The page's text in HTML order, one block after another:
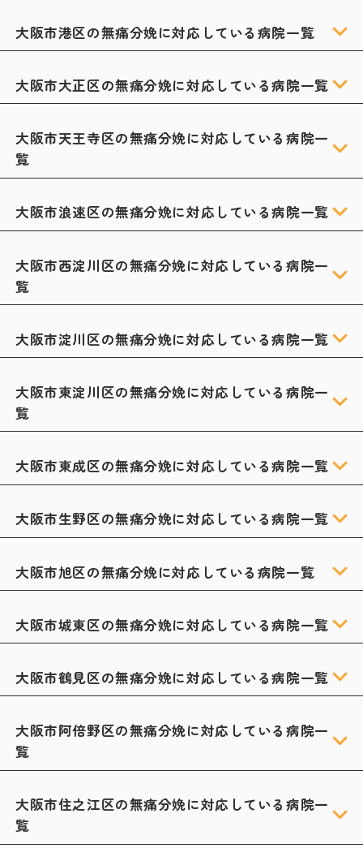
大阪市港区の無痛分娩に対応している病院一覧
大阪市大正区の無痛分娩に対応している病院一覧
大阪市天王寺区の無痛分娩に対応している病院一
覧
大阪市浪速区の無痛分娩に対応している病院一覧
大阪市西淀川区の無痛分娩に対応している病院一
覧
大阪市淀川区の無痛分娩に対応している病院一覧
大阪市東淀川区の無痛分娩に対応している病院一
覧
大阪市東成区の無痛分娩に対応している病院一覧
大阪市生野区の無痛分娩に対応している病院一覧
大阪市旭区の無痛分娩に対応している病院一覧
大阪市城東区の無痛分娩に対応している病院一覧
大阪市鶴見区の無痛分娩に対応している病院一覧
大阪市阿倍野区の無痛分娩に対応している病院一
覧
大阪市住之江区の無痛分娩に対応している病院一
覧